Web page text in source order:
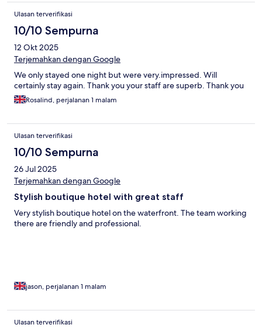
top quality anymore which for that price in Ipswich, it should be.
Ulasan terverifikasi
10/10 Sempurna
12 Okt 2025
Terjemahkan dengan Google
We only stayed one night but were very.impressed. Will
certainly stay again. Thank you your staff are superb. Thank you
Rosalind, perjalanan 1 malam
Ulasan terverifikasi
10/10 Sempurna
26 Jul 2025
Terjemahkan dengan Google
Stylish boutique hotel with great staff
Very stylish boutique hotel on the waterfront. The team working
there are friendly and professional.
jason, perjalanan 1 malam
Ulasan terverifikasi